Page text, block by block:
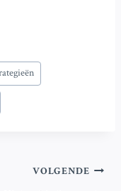
VOLGENDE